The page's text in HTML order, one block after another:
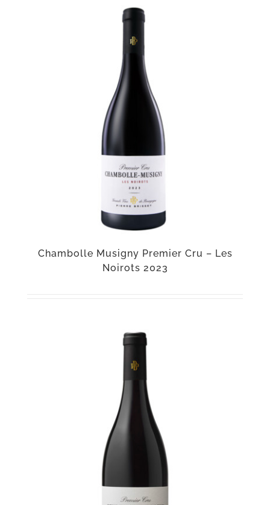
Chambolle Musigny Premier Cru – Les
Noirots 2023